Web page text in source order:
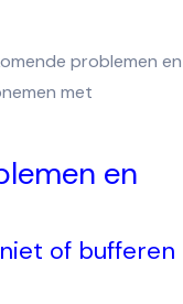
problemen en
met
en
of bufferen